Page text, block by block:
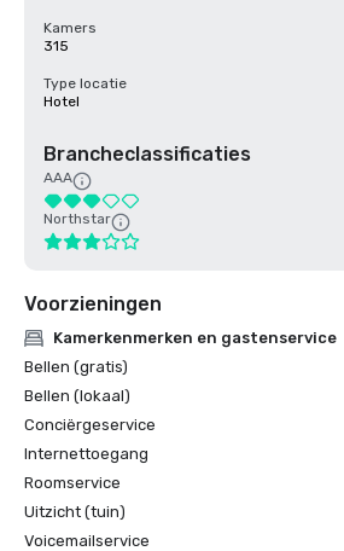
Kamers
315
Type locatie
Hotel
Brancheclassificaties
AAA
Northstar
Voorzieningen
Kamerkenmerken en gastenservice
Bellen (gratis)
Bellen (lokaal)
Conciërgeservice
Internettoegang
Roomservice
Uitzicht (tuin)
Voicemailservice